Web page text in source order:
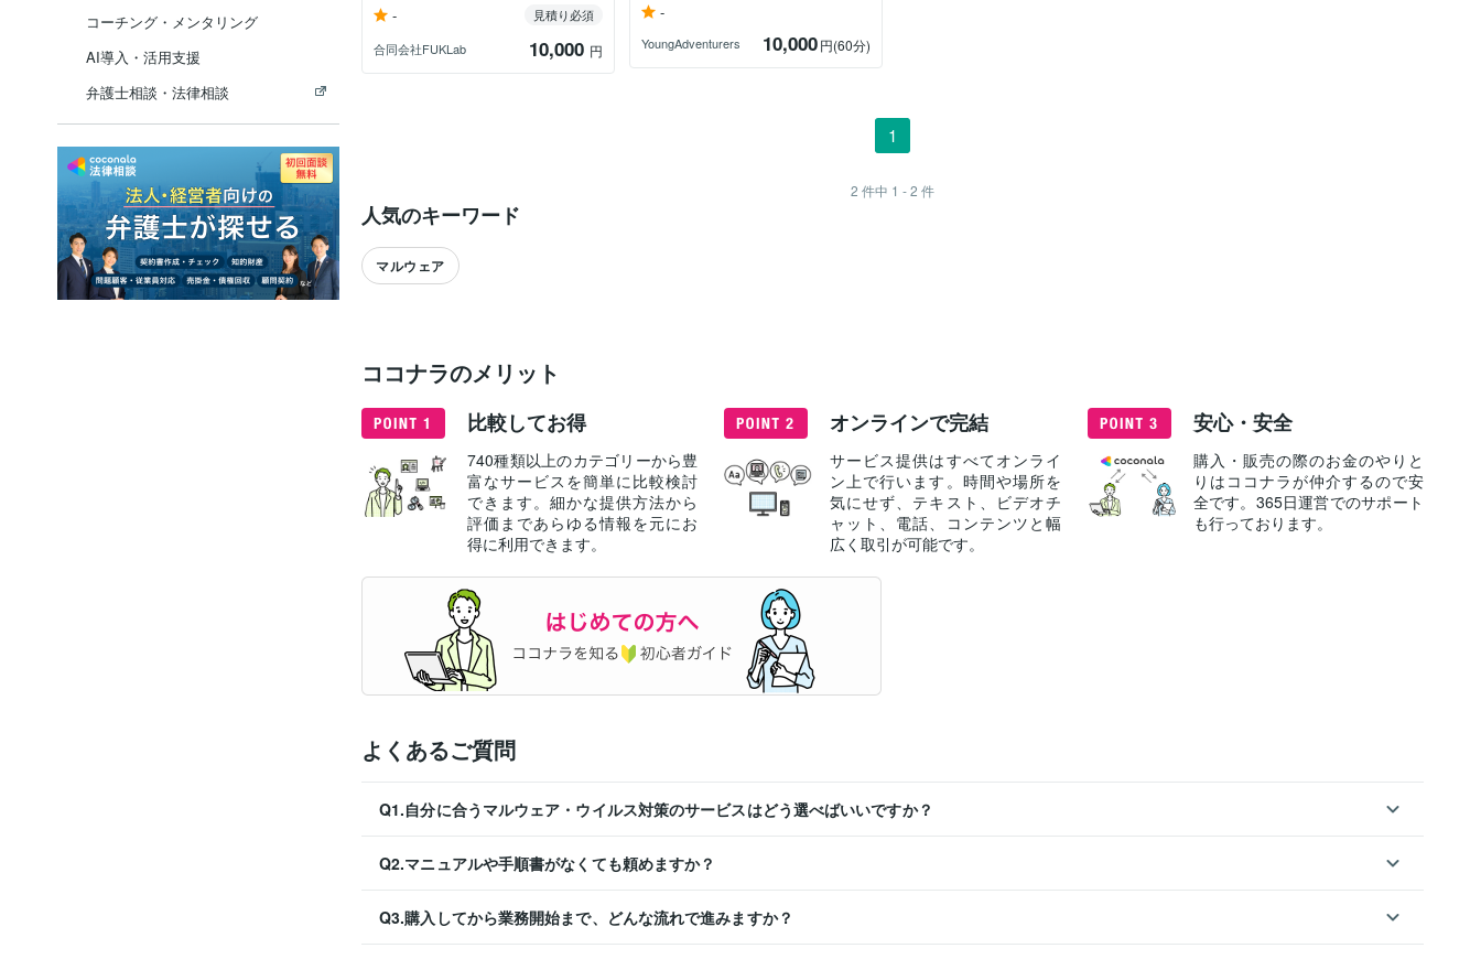
コーチング・メンタリング
AI導入・活用支援
弁護士相談・法律相談
-
見積り必須
合同会社FUKLab
10,000 円
-
YoungAdventurers 10,000円(60分)
1
2 件中 1 - 2 件
人気のキーワード
マルウェア
すべて見る
ココナラのメリット
比較してお得
740種類以上のカテゴリーから豊
富なサービスを簡単に比較検討
できます。細かな提供方法から
評価まであらゆる情報を元にお
得に利用できます。
オンラインで完結
サービス提供はすべてオンライ
ン上で行います。時間や場所を
気にせず、テキスト、ビデオチ
ャット、電話、コンテンツと幅
広く取引が可能です。
安心・安全
購入・販売の際のお金のやりと
りはココナラが仲介するので安
全です。365日運営でのサポート
も行っております。
よくあるご質問
Q1.自分に合うマルウェア・ウイルス対策のサービスはどう選べばいいですか？
Q2.マニュアルや手順書がなくても頼めますか？
Q3.購入してから業務開始まで、どんな流れで進みますか？